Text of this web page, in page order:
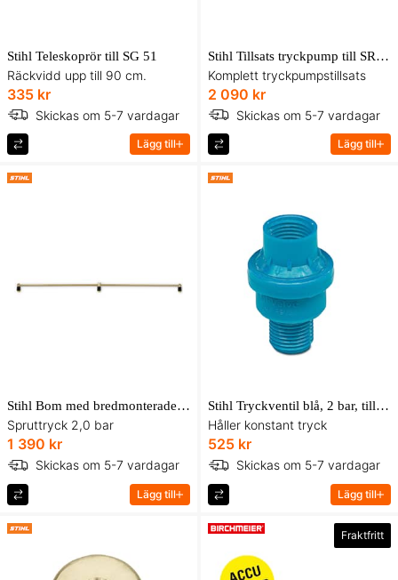
Stihl Teleskoprör till SG 51
Räckvidd upp till 90 cm.
335 kr
Skickas om 5-7 vardagar
Lägg till
Stihl Tillsats tryckpump till SR 450
Komplett tryckpumpstillsats
2 090 kr
Skickas om 5-7 vardagar
Lägg till
Stihl Bom med bredmonterade munstycken, messing, 100 cm, till SG 51
Spruttryck 2,0 bar
1 390 kr
Skickas om 5-7 vardagar
Lägg till
Stihl Tryckventil blå, 2 bar, till SG 31, SG 51
Håller konstant tryck
525 kr
Skickas om 5-7 vardagar
Lägg till
Fraktfritt